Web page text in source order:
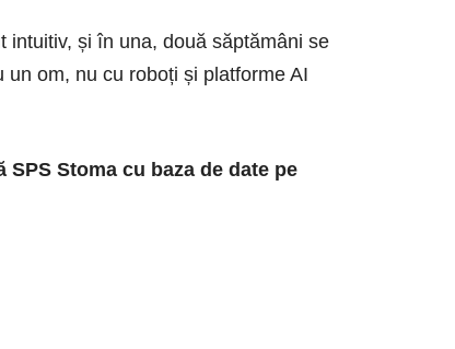
intuitiv, și în una, două săptămâni se
om, nu cu roboți și platforme AI
Stoma cu baza de date pe